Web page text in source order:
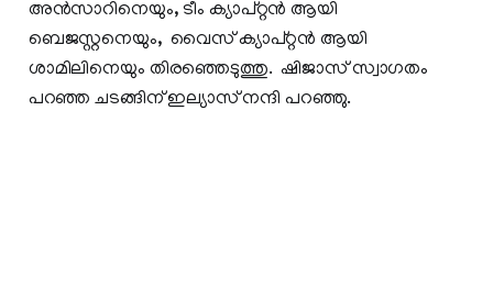
അൻസാറിനെയും, ടീം ക്യാപ്റ്റൻ ആയി
ബെജസ്റ്റനെയും, വൈസ് ക്യാപ്റ്റൻ ആയി
ശാമിലിനെയും തിരഞ്ഞെടുത്തു. ഷിജാസ് സ്വാഗതം
പറഞ്ഞ ചടങ്ങിന് ഇല്യാസ് നന്ദി പറഞ്ഞു.